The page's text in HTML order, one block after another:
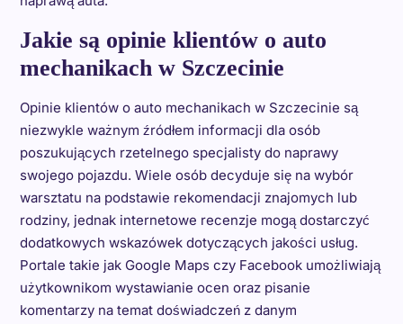
Jakie są opinie klientów o auto
mechanikach w Szczecinie
Opinie klientów o auto mechanikach w Szczecinie są
niezwykle ważnym źródłem informacji dla osób
poszukujących rzetelnego specjalisty do naprawy
swojego pojazdu. Wiele osób decyduje się na wybór
warsztatu na podstawie rekomendacji znajomych lub
rodziny, jednak internetowe recenzje mogą dostarczyć
dodatkowych wskazówek dotyczących jakości usług.
Portale takie jak Google Maps czy Facebook umożliwiają
użytkownikom wystawianie ocen oraz pisanie
komentarzy na temat doświadczeń z danym